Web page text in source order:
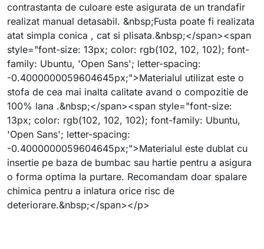
contrastanta de culoare este asigurata de un trandafir
realizat manual detasabil. &nbsp;Fusta poate fi realizata
atat simpla conica , cat si plisata.&nbsp;</span><span
style="font-size: 13px; color: rgb(102, 102, 102); font-
family: Ubuntu, 'Open Sans'; letter-spacing:
-0.4000000059604645px;">Materialul utilizat este o
stofa de cea mai inalta calitate avand o compozitie de
100% lana .&nbsp;</span><span style="font-size:
13px; color: rgb(102, 102, 102); font-family: Ubuntu,
'Open Sans'; letter-spacing:
-0.4000000059604645px;">Materialul este dublat cu
insertie pe baza de bumbac sau hartie pentru a asigura
o forma optima la purtare. Recomandam doar spalare
chimica pentru a inlatura orice risc de
deteriorare.&nbsp;</span></p>